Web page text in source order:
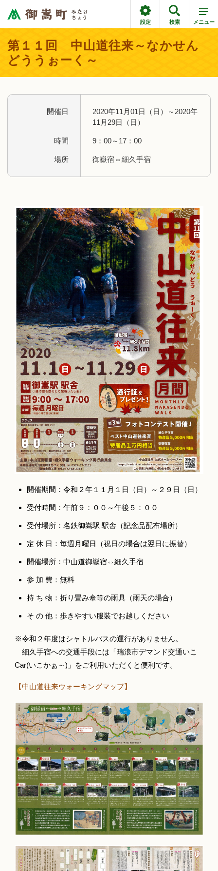
設定 検索 メニュー
第１１回 中山道往来～なかせん
どううぉーく～
開催日
2020年11月01日（日）～2020年
11月29日（日）
時間 9：00～17：00
場所 御嶽宿⇔細久手宿
開催期間：令和２年１１月１日（日）～２９日（日）
受付時間：午前９：００～午後５：００
​受付場所：名鉄御嵩駅 駅舎（記念品配布場所）
定 休 日：毎週月曜日（祝日の場合は翌日に振替）
​開催場所：中山道御嶽宿⇔細久手宿
​参 加 費：無料​
持 ち 物：折り畳み傘等の雨具（雨天の場合）
​そ の 他：歩きやすい服装でお越しください
※令和２年度はシャトルバスの運行がありません。
細久手宿への交通手段には「瑞浪市デマンド交通いこ
Car(いこかぁ～)」をご利用いただくと便利です。
【中山道往来ウォーキングマップ】